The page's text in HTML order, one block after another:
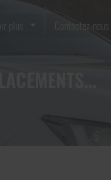
plus Contactez-nous